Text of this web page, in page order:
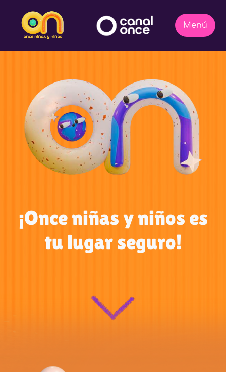
¡Once niñas y niños es
tu lugar seguro!